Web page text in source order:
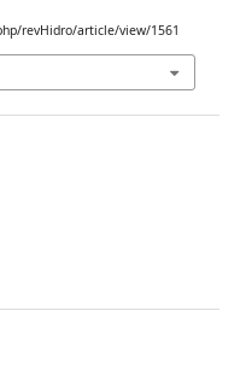
revHidro/article/view/1561